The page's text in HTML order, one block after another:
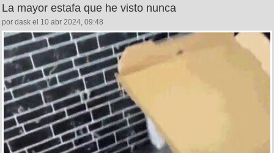
La mayor estafa que he visto nunca
por dask el 10 abr 2024, 09:48